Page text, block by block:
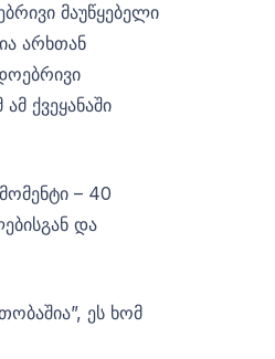
მაუწყებელი
არხთან
ქვეყანაში
– 40
და
ეს ხომ